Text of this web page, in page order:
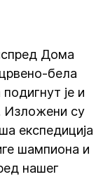
Дома
бела
је и
Изложени су
експедиција
шампиона и
нашег